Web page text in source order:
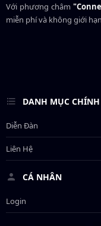
Với phương châm
miễn phí và không giới
DANH MỤC CHÍNH
Diễn Đàn
Liên Hệ
CÁ NHÂN
Login